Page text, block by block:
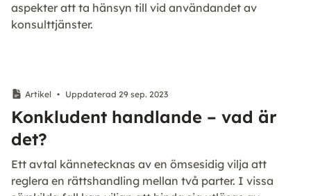
aspekter att ta hänsyn till vid användandet av
konsulttjänster.
Artikel • Uppdaterad 29 sep. 2023
Konkludent handlande – vad är
det?
Ett avtal kännetecknas av en ömsesidig vilja att
reglera en rättshandling mellan två parter. I vissa